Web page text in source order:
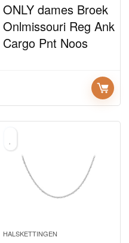
ONLY dames Broek
Onlmissouri Reg Ank
Cargo Pnt Noos
HALSKETTINGEN